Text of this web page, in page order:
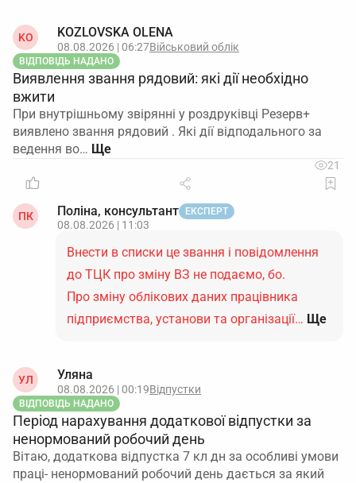
KO KOZLOVSKA OLENA
08.08.2026 | 06:27Військовий облік
ВІДПОВІДЬ НАДАНО
Виявлення звання рядовий: які дії необхідно
вжити
При внутрішньому звірянні у роздруківці Резерв+
виявлено звання рядовий . Які дії відподального за
ведення во…
21
ПК Поліна, консультант ЕКСПЕРТ
08.08.2026 | 11:03
Внести в списки це звання і повідомлення
до ТЦК про зміну ВЗ не подаємо, бо.
Про зміну облікових даних працівника
підприємства, установи та організації… Ще
УЛ Уляна
08.08.2026 | 00:19Відпустки
ВІДПОВІДЬ НАДАНО
Період нарахування додаткової відпустки за
ненормований робочий день
Вітаю, додаткова відпустка 7 кл дн за особливі умови
праці- ненормований робочий день дається за який